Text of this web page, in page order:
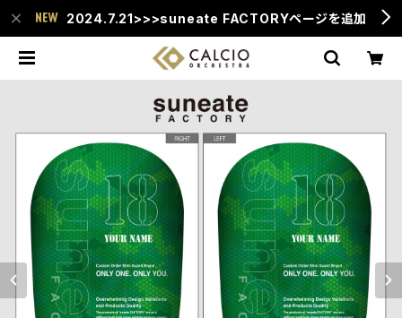
2024.7.21>>>suneate FACTORYページを追加